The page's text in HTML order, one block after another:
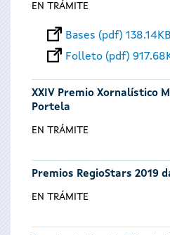
EN TRÁMITE
Bases (pdf) 138.14KB
Folleto (pdf)
XXIV Premio Xornalístico
Portela
EN TRÁMITE
Premios RegioStars 2019
EN TRÁMITE